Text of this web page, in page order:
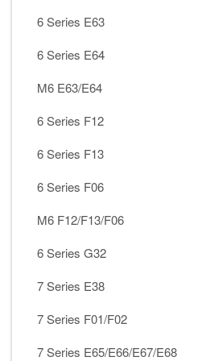
6 Series E63
6 Series E64
M6 E63/E64
6 Series F12
6 Series F13
6 Series F06
M6 F12/F13/F06
6 Series G32
7 Series E38
7 Series F01/F02
7 Series E65/E66/E67/E68